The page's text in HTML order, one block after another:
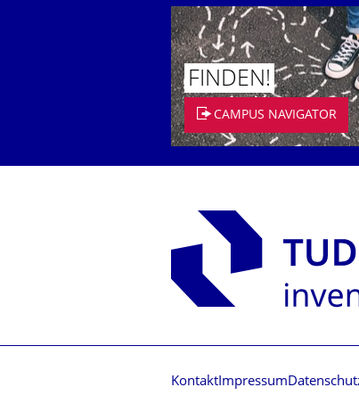
FINDEN!
CAMPUS NAVIGATOR
Kontakt Impressum